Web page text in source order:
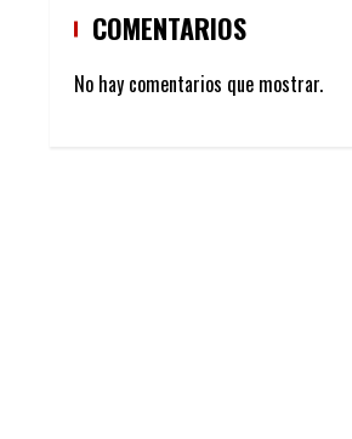
COMENTARIOS
No hay comentarios que mostrar.